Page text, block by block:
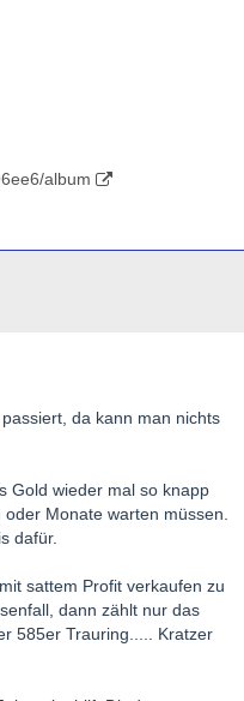
album
da kann man nichts
Gold wieder mal so knapp
Monate warten müssen.
dafür.
sattem Profit verkaufen zu
dann zählt nur das
585er Trauring..... Kratzer